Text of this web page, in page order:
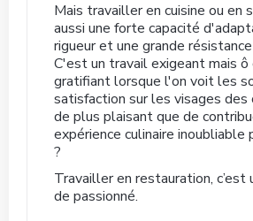
Mais travailler en cuisine ou en
aussi une forte capacité
rigueur et une grande
C'est un travail exigeant mais ô
gratifiant lorsque l'on voit les
satisfaction sur les visages des
de plus plaisant que de
expérience culinaire inoubliable
?
Travailler en restauration, c’est
de passionné.